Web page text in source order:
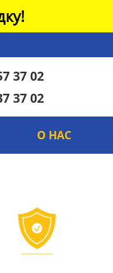
37 02
37 02
О НАС